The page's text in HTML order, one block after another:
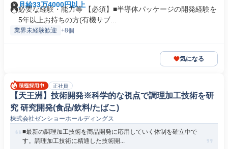
月給33万4000円以上
必要な経験・能力等 【必須】■半導体パッケージの開発経験を
5年以上お持ちの方(有機サブ...
業界未経験歓迎 +8個
気になる
正社員
【天王洲】技術開発※科学的な視点で調理加工技術を研
究 研究開発(食品/飲料/たばこ)
株式会社ゼンショーホールディングス
■最新の調理加工技術を商品開発に応用していく体制を確立中で
す。調理加工技術に精通した技術開...